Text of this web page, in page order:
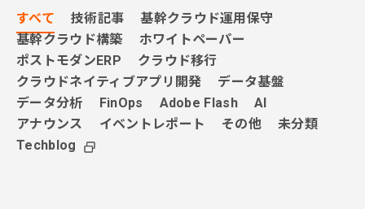
すべて 技術記事
基幹クラウド運用保守
基幹クラウド構築
ホワイトペーパー
ポストモダンERP
クラウド移行
クラウドネイティブアプリ開発
データ基盤
データ分析
FinOps Adobe Flash
AI
アナウンス
イベントレポート その他
未分類
Techblog